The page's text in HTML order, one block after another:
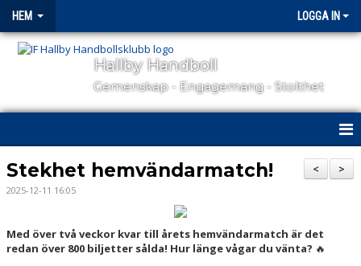
HEM LOGGA IN
Hallby Handboll
Gemenskap - Engagemang - Stolthet
HEM
HALLBY I SAMHÄLLET
GÅ PÅ MATCH
>
<
Stekhet hemvändarmatch!
2025-12-11 16:05
Med över två veckor kvar till årets hemvändarmatch är det
redan över 800 biljetter sålda! Hur länge vågar du vänta? 🔥